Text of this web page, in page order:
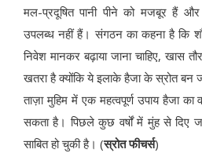
मल-प्रदूषित पानी पीने को मजबूर हैं
उपलब्ध नहीं हैं। संगठन का कहना है कि
निवेश मानकर बढ़ाया जाना चाहिए, खास
खतरा है क्योंकि ये इलाके हैजा के स्रोत बन
ताज़ा मुहिम में एक महत्वपूर्ण उपाय हैजा
सकता है। पिछले कुछ वर्षों में मुंह से दिए
साबित हो चुकी है। (स्रोत फीचर्स)